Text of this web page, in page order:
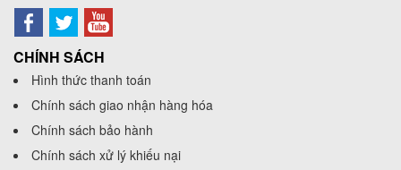
CHÍNH SÁCH
Hình thức thanh toán
Chính sách giao nhận hàng hóa
Chính sách bảo hành
Chính sách xử lý khiếu nại